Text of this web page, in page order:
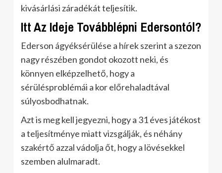
kivásárlási záradékát teljesítik.
Itt Az Ideje Továbblépni Edersontól?
Ederson ágyéksérülése a hírek szerint a szezon
nagy részében gondot okozott neki, és
könnyen elképzelhető, hogy a
sérülésproblémái a kor előrehaladtával
súlyosbodhatnak.
Azt is meg kell jegyezni, hogy a 31 éves játékost
a teljesítménye miatt vizsgálják, és néhány
szakértő azzal vádolja őt, hogy a lövésekkel
szemben alulmaradt.